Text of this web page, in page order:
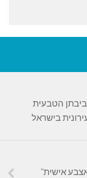
הטבעית
בישראל
אישית"